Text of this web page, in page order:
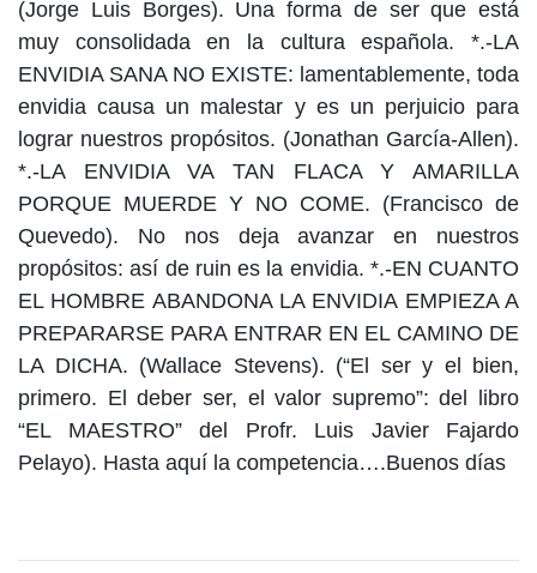
(Jorge Luis Borges). Una forma de ser que está
muy consolidada en la cultura española. *.-LA
ENVIDIA SANA NO EXISTE: lamentablemente, toda
envidia causa un malestar y es un perjuicio para
lograr nuestros propósitos. (Jonathan García-Allen).
*.-LA ENVIDIA VA TAN FLACA Y AMARILLA
PORQUE MUERDE Y NO COME. (Francisco de
Quevedo). No nos deja avanzar en nuestros
propósitos: así de ruin es la envidia. *.-EN CUANTO
EL HOMBRE ABANDONA LA ENVIDIA EMPIEZA A
PREPARARSE PARA ENTRAR EN EL CAMINO DE
LA DICHA. (Wallace Stevens). (“El ser y el bien,
primero. El deber ser, el valor supremo”: del libro
“EL MAESTRO” del Profr. Luis Javier Fajardo
Pelayo). Hasta aquí la competencia….Buenos días